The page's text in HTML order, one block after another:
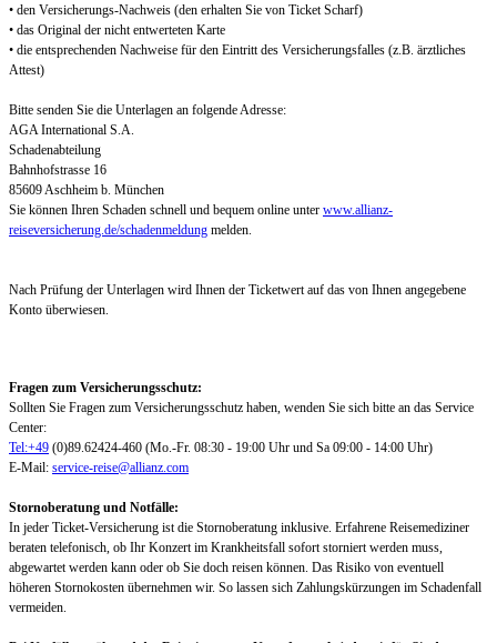
• den Versicherungs-Nachweis (den erhalten Sie von Ticket Scharf)
• das Original der nicht entwerteten Karte
• die entsprechenden Nachweise für den Eintritt des Versicherungsfalles (z.B. ärztliches
Attest)
Bitte senden Sie die Unterlagen an folgende Adresse:
AGA International S.A.
Schadenabteilung
Bahnhofstrasse 16
85609 Aschheim b. München
Sie können Ihren Schaden schnell und bequem online unter www.allianz-
reiseversicherung.de/schadenmeldung melden.
Nach Prüfung der Unterlagen wird Ihnen der Ticketwert auf das von Ihnen angegebene
Konto überwiesen.
Fragen zum Versicherungsschutz:
Sollten Sie Fragen zum Versicherungsschutz haben, wenden Sie sich bitte an das Service
Center:
Tel:+49 (0)89.62424-460 (Mo.-Fr. 08:30 - 19:00 Uhr und Sa 09:00 - 14:00 Uhr)
E-Mail: service-reise@allianz.com
Stornoberatung und Notfälle:
In jeder Ticket-Versicherung ist die Stornoberatung inklusive. Erfahrene Reisemediziner
beraten telefonisch, ob Ihr Konzert im Krankheitsfall sofort storniert werden muss,
abgewartet werden kann oder ob Sie doch reisen können. Das Risiko von eventuell
höheren Stornokosten übernehmen wir. So lassen sich Zahlungskürzungen im Schadenfall
vermeiden.